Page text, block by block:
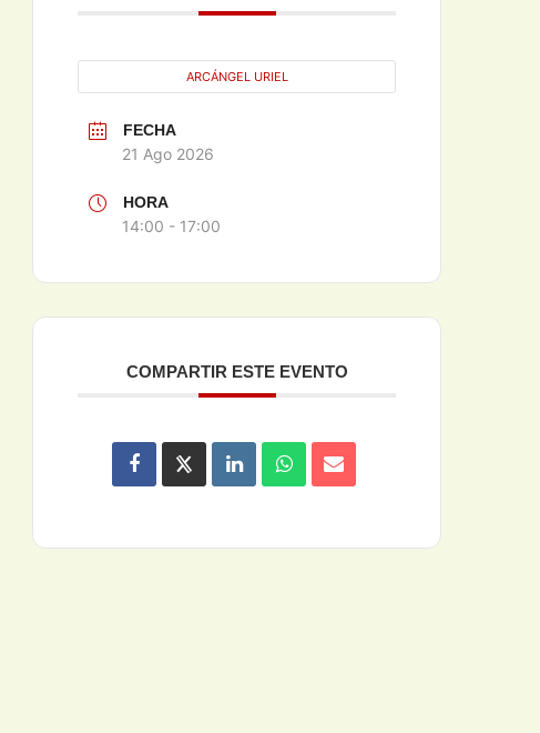
ARCÁNGEL URIEL
FECHA
21 Ago 2026
HORA
14:00 - 17:00
COMPARTIR ESTE EVENTO